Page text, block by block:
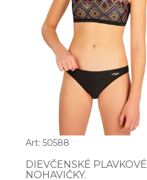
Art: 50588
DIEVČENSKÉ PLAVKOVÉ
NOHAVIČKY.